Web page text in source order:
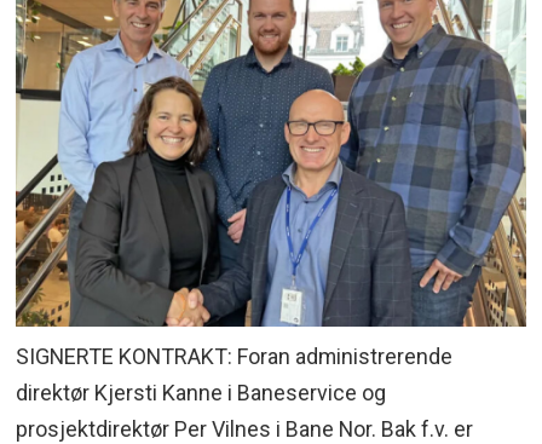
SIGNERTE KONTRAKT: Foran administrerende
direktør Kjersti Kanne i Baneservice og
prosjektdirektør Per Vilnes i Bane Nor. Bak f.v. er